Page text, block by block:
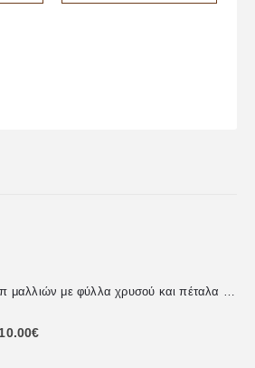
Σετ κλιπ μαλλιών με φύλλα χρυσού και πέταλα λουλουδιών
5
10.00€